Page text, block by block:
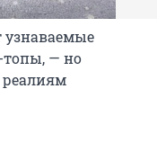
узнаваемые
топы, — но